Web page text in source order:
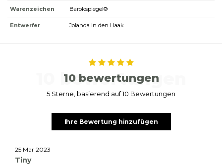
Warenzeichen Barokspiegel®
Entwerfer Jolanda in den Haak
10 bewertungen
10 bewertungen
5 Sterne, basierend auf 10 Bewertungen
Ihre Bewertung hinzufügen
25 Mar 2023
Tiny